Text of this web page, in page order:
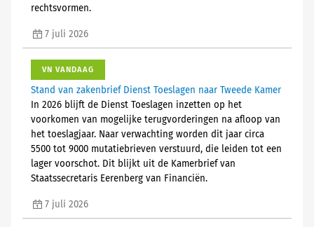
rechtsvormen.
7 juli 2026
VN VANDAAG
Stand van zakenbrief Dienst Toeslagen naar Tweede Kamer
In 2026 blijft de Dienst Toeslagen inzetten op het
voorkomen van mogelijke terugvorderingen na afloop van
het toeslagjaar. Naar verwachting worden dit jaar circa
5500 tot 9000 mutatiebrieven verstuurd, die leiden tot een
lager voorschot. Dit blijkt uit de Kamerbrief van
Staatssecretaris Eerenberg van Financiën.
7 juli 2026